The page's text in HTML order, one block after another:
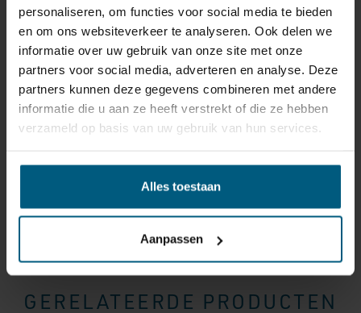
personaliseren, om functies voor social media te bieden
en om ons websiteverkeer te analyseren. Ook delen we
informatie over uw gebruik van onze site met onze
partners voor social media, adverteren en analyse. Deze
partners kunnen deze gegevens combineren met andere
informatie die u aan ze heeft verstrekt of die ze hebben
verzameld op basis van uw gebruik van hun services.
Alles toestaan
Aanpassen
reden ook is, u heeft het recht uw bestelling tot14
dagen na ontvangst zonder opgave van reden te
annuleren. Behandel het product met zorg en zorg
ervoor dat deze bij het retour sturen goed verpakt is.
Mocht het product beschadigd zijn of is de verpakking
meer beschadigd dan nodig, dan kunnen we deze
waardevermindering van het product aan u
GERELATEERDE PRODUCTEN